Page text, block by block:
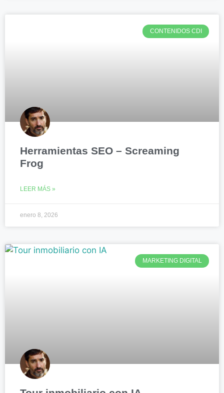
CONTENIDOS CDI
Herramientas SEO – Screaming
Frog
LEER MÁS »
enero 8, 2026
MARKETING DIGITAL